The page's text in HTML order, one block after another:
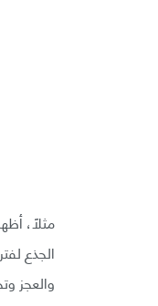
مثلًا،
الجذع
والعجز